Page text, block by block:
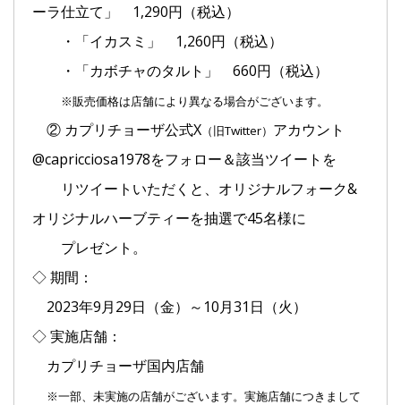
ーラ仕立て」 1,290円（税込）
・「イカスミ」 1,260円（税込）
・「カボチャのタルト」 660円（税込）
※販売価格は店舗により異なる場合がございます。
② カプリチョーザ公式X （旧Twitter） アカウント
@capricciosa1978をフォロー＆該当ツイートを
リツイートいただくと、オリジナルフォーク&
オリジナルハーブティーを抽選で45名様に
プレゼント。
◇ 期間：
2023年9月29日（金）～10月31日（火）
◇ 実施店舗：
カプリチョーザ国内店舗
※一部、未実施の店舗がございます。実施店舗につきまして